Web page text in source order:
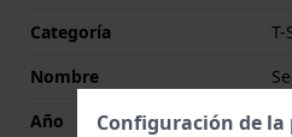
Categoría
T-
Nombre
Año
Configuración de la